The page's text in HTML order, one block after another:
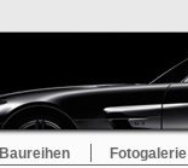
Baureihen Fotogalerie